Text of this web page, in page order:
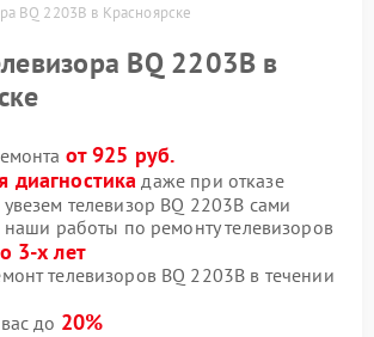
BQ 2203B в Красноярске
BQ 2203B в
от 925 руб.
диагностика даже при отказе
телевизор BQ 2203B сами
наши работы по ремонту телевизоров
3-х лет
телевизоров BQ 2203B в течении
до 20%